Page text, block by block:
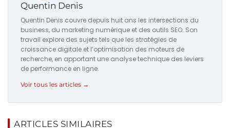
Quentin Denis
Quentin Denis couvre depuis huit ans les intersections du
business, du marketing numérique et des outils SEO. Son
travail explore des sujets tels que les stratégies de
croissance digitale et l’optimisation des moteurs de
recherche, en apportant une analyse technique des leviers
de performance en ligne.
Voir tous les articles →
ARTICLES SIMILAIRES